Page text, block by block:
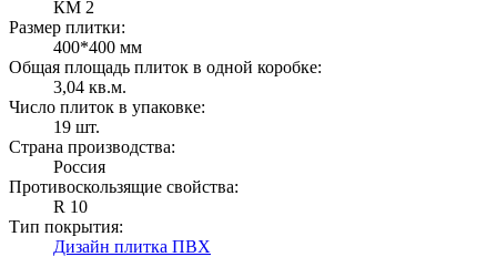
КМ 2
Размер плитки:
400*400 мм
Общая площадь плиток в одной коробке:
3,04 кв.м.
Число плиток в упаковке:
19 шт.
Страна производства:
Россия
Противоскользящие свойства:
R 10
Тип покрытия:
Дизайн плитка ПВХ